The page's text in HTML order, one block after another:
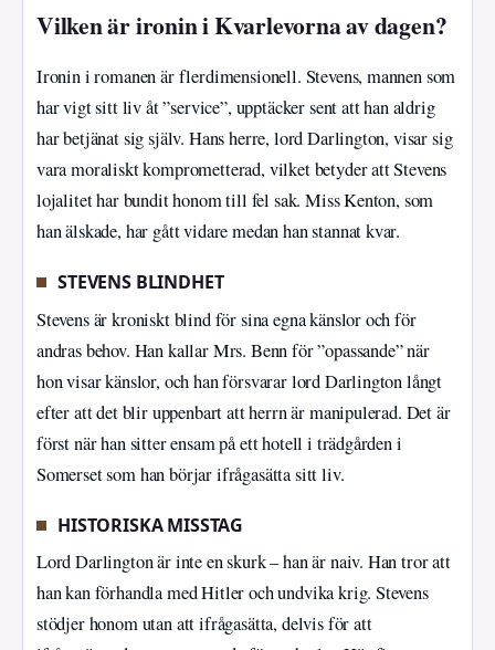
Vilken är ironin i Kvarlevorna av dagen?
Ironin i romanen är flerdimensionell. Stevens, mannen som
har vigt sitt liv åt ”service”, upptäcker sent att han aldrig
har betjänat sig själv. Hans herre, lord Darlington, visar sig
vara moraliskt komprometterad, vilket betyder att Stevens
lojalitet har bundit honom till fel sak. Miss Kenton, som
han älskade, har gått vidare medan han stannat kvar.
STEVENS BLINDHET
Stevens är kroniskt blind för sina egna känslor och för
andras behov. Han kallar Mrs. Benn för ”opassande” när
hon visar känslor, och han försvarar lord Darlington långt
efter att det blir uppenbart att herrn är manipulerad. Det är
först när han sitter ensam på ett hotell i trädgården i
Somerset som han börjar ifrågasätta sitt liv.
HISTORISKA MISSTAG
Lord Darlington är inte en skurk – han är naiv. Han tror att
han kan förhandla med Hitler och undvika krig. Stevens
stödjer honom utan att ifrågasätta, delvis för att